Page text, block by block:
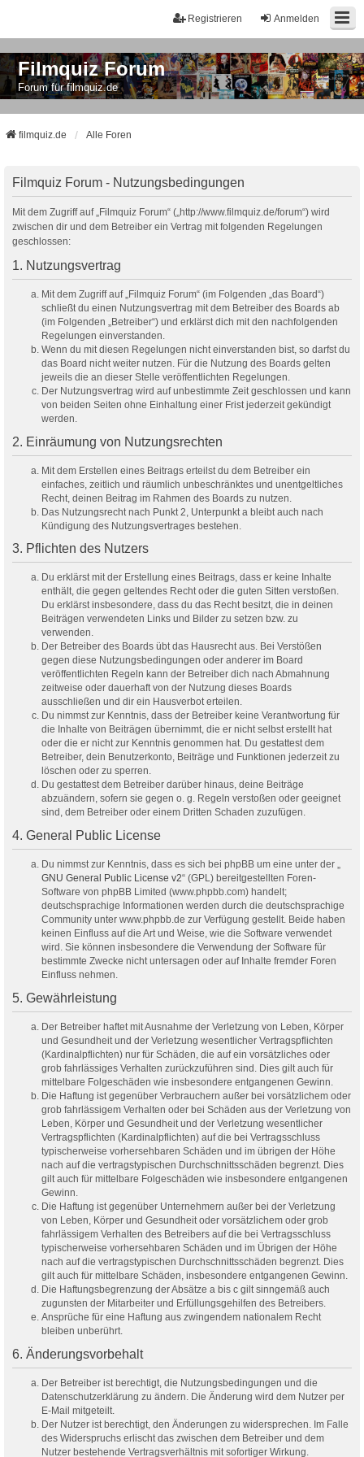
Anmelden
Registrieren
Filmquiz Forum
Forum für filmquiz.de
filmquiz.de Alle Foren
Filmquiz Forum - Nutzungsbedingungen
Mit dem Zugriff auf „Filmquiz Forum“ („http://www.filmquiz.de/forum“) wird
zwischen dir und dem Betreiber ein Vertrag mit folgenden Regelungen
geschlossen:
1. Nutzungsvertrag
Mit dem Zugriff auf „Filmquiz Forum“ (im Folgenden „das Board“)
schließt du einen Nutzungsvertrag mit dem Betreiber des Boards ab
(im Folgenden „Betreiber“) und erklärst dich mit den nachfolgenden
Regelungen einverstanden.
Wenn du mit diesen Regelungen nicht einverstanden bist, so darfst du
das Board nicht weiter nutzen. Für die Nutzung des Boards gelten
jeweils die an dieser Stelle veröffentlichten Regelungen.
Der Nutzungsvertrag wird auf unbestimmte Zeit geschlossen und kann
von beiden Seiten ohne Einhaltung einer Frist jederzeit gekündigt
werden.
2. Einräumung von Nutzungsrechten
Mit dem Erstellen eines Beitrags erteilst du dem Betreiber ein
einfaches, zeitlich und räumlich unbeschränktes und unentgeltliches
Recht, deinen Beitrag im Rahmen des Boards zu nutzen.
Das Nutzungsrecht nach Punkt 2, Unterpunkt a bleibt auch nach
Kündigung des Nutzungsvertrages bestehen.
3. Pflichten des Nutzers
Du erklärst mit der Erstellung eines Beitrags, dass er keine Inhalte
enthält, die gegen geltendes Recht oder die guten Sitten verstoßen.
Du erklärst insbesondere, dass du das Recht besitzt, die in deinen
Beiträgen verwendeten Links und Bilder zu setzen bzw. zu
verwenden.
Der Betreiber des Boards übt das Hausrecht aus. Bei Verstößen
gegen diese Nutzungsbedingungen oder anderer im Board
veröffentlichten Regeln kann der Betreiber dich nach Abmahnung
zeitweise oder dauerhaft von der Nutzung dieses Boards
ausschließen und dir ein Hausverbot erteilen.
Du nimmst zur Kenntnis, dass der Betreiber keine Verantwortung für
die Inhalte von Beiträgen übernimmt, die er nicht selbst erstellt hat
oder die er nicht zur Kenntnis genommen hat. Du gestattest dem
Betreiber, dein Benutzerkonto, Beiträge und Funktionen jederzeit zu
löschen oder zu sperren.
Du gestattest dem Betreiber darüber hinaus, deine Beiträge
abzuändern, sofern sie gegen o. g. Regeln verstoßen oder geeignet
sind, dem Betreiber oder einem Dritten Schaden zuzufügen.
4. General Public License
Du nimmst zur Kenntnis, dass es sich bei phpBB um eine unter der „
GNU General Public License v2“ (GPL) bereitgestellten Foren-
Software von phpBB Limited (www.phpbb.com) handelt;
deutschsprachige Informationen werden durch die deutschsprachige
Community unter www.phpbb.de zur Verfügung gestellt. Beide haben
keinen Einfluss auf die Art und Weise, wie die Software verwendet
wird. Sie können insbesondere die Verwendung der Software für
bestimmte Zwecke nicht untersagen oder auf Inhalte fremder Foren
Einfluss nehmen.
5. Gewährleistung
Der Betreiber haftet mit Ausnahme der Verletzung von Leben, Körper
und Gesundheit und der Verletzung wesentlicher Vertragspflichten
(Kardinalpflichten) nur für Schäden, die auf ein vorsätzliches oder
grob fahrlässiges Verhalten zurückzuführen sind. Dies gilt auch für
mittelbare Folgeschäden wie insbesondere entgangenen Gewinn.
Die Haftung ist gegenüber Verbrauchern außer bei vorsätzlichem oder
grob fahrlässigem Verhalten oder bei Schäden aus der Verletzung von
Leben, Körper und Gesundheit und der Verletzung wesentlicher
Vertragspflichten (Kardinalpflichten) auf die bei Vertragsschluss
typischerweise vorhersehbaren Schäden und im übrigen der Höhe
nach auf die vertragstypischen Durchschnittsschäden begrenzt. Dies
gilt auch für mittelbare Folgeschäden wie insbesondere entgangenen
Gewinn.
Die Haftung ist gegenüber Unternehmern außer bei der Verletzung
von Leben, Körper und Gesundheit oder vorsätzlichem oder grob
fahrlässigem Verhalten des Betreibers auf die bei Vertragsschluss
typischerweise vorhersehbaren Schäden und im Übrigen der Höhe
nach auf die vertragstypischen Durchschnittsschäden begrenzt. Dies
gilt auch für mittelbare Schäden, insbesondere entgangenen Gewinn.
Die Haftungsbegrenzung der Absätze a bis c gilt sinngemäß auch
zugunsten der Mitarbeiter und Erfüllungsgehilfen des Betreibers.
Ansprüche für eine Haftung aus zwingendem nationalem Recht
bleiben unberührt.
6. Änderungsvorbehalt
Der Betreiber ist berechtigt, die Nutzungsbedingungen und die
Datenschutzerklärung zu ändern. Die Änderung wird dem Nutzer per
E-Mail mitgeteilt.
Der Nutzer ist berechtigt, den Änderungen zu widersprechen. Im Falle
des Widerspruchs erlischt das zwischen dem Betreiber und dem
Nutzer bestehende Vertragsverhältnis mit sofortiger Wirkung.